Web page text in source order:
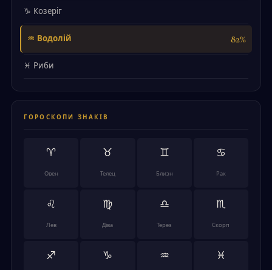
♑ Козеріг
♒ Водолій 82%
♓ Риби
ГОРОСКОПИ ЗНАКІВ
♈
Овен
♉
Телец
♊
Близн
♋
Рак
♌
Лев
♍
Діва
♎
Терез
♏
Скорп
♐ ♑ ♒ ♓